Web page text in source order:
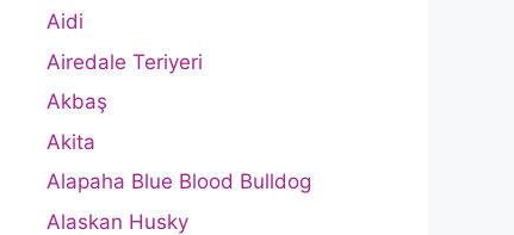
Aidi
Airedale Teriyeri
Akbaş
Akita
Alapaha Blue Blood Bulldog
Alaskan Husky